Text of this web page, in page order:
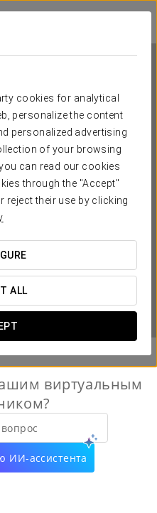
cookies for analytical
personalize the content
personalized advertising
of your browsing
can read our cookies
through the "Accept"
reject their use by clicking
ALL
VIII

виртуальным
ИИ-ассистента